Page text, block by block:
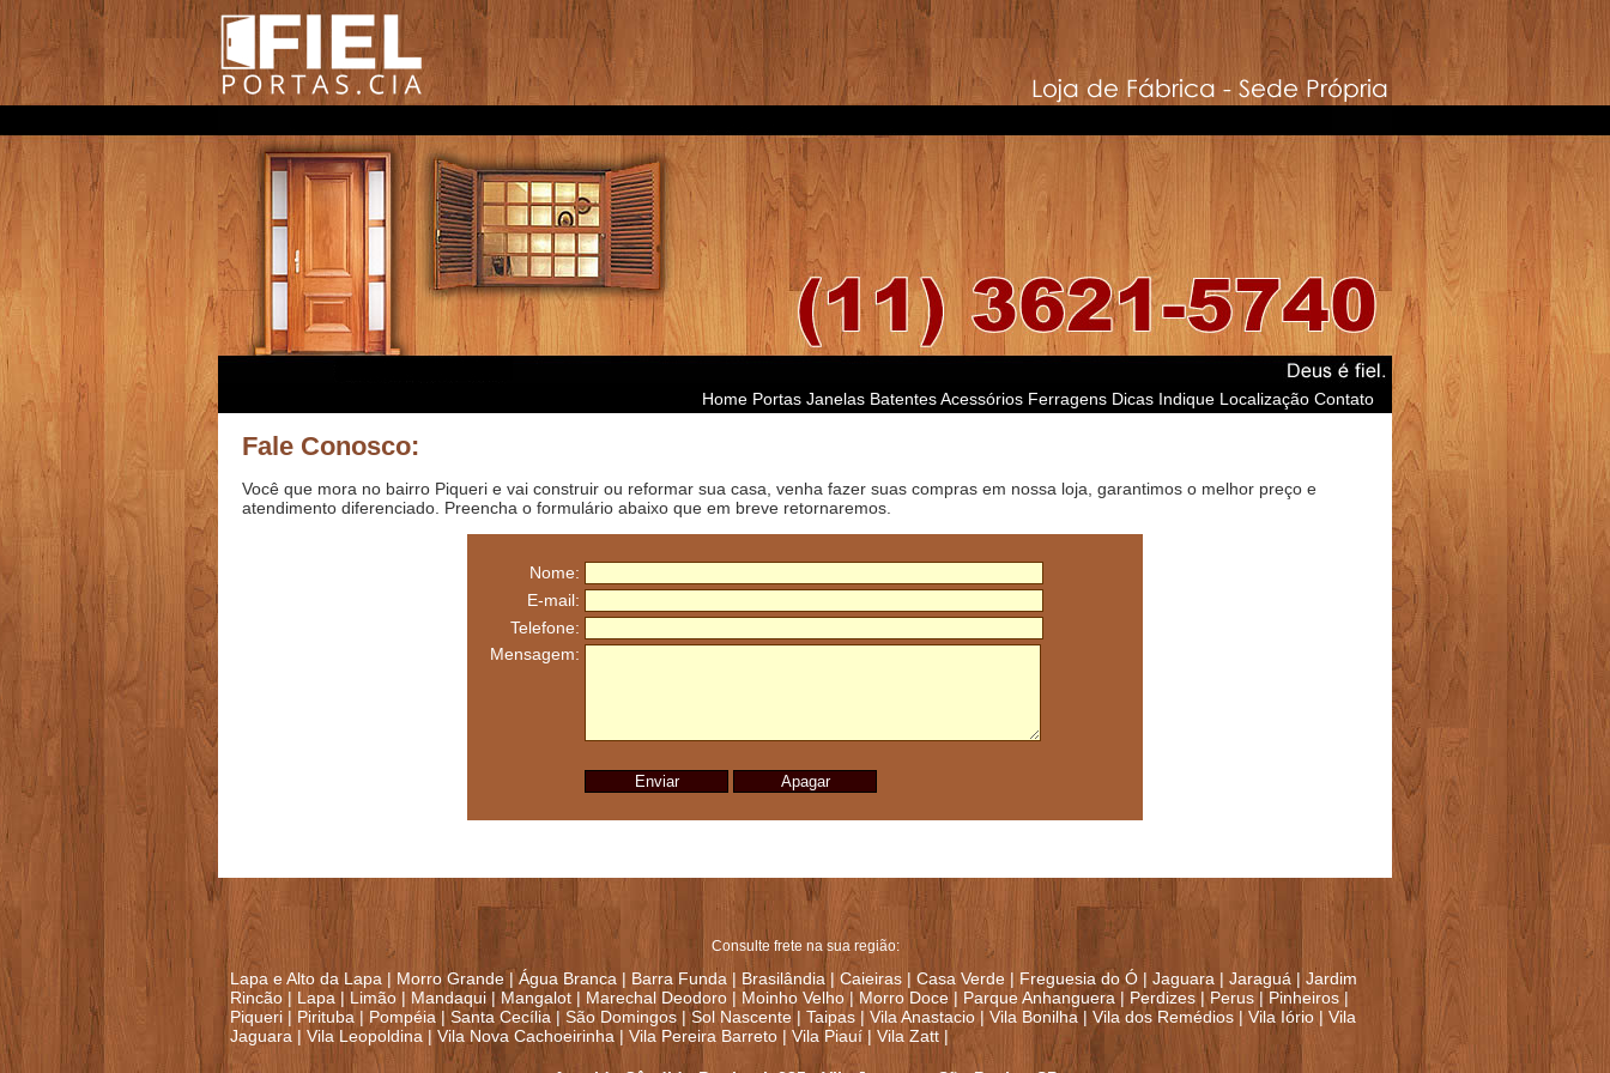
Home Portas Janelas BatentesAcessórios Ferragens Dicas Indique Localização Contato
Fale Conosco:
Você que mora no bairro Piqueri e vai construir ou reformar sua casa, venha fazer suas compras em nossa loja, garantimos o melhor preço e
atendimento diferenciado. Preencha o formulário abaixo que em breve retornaremos.
Nome:
E-mail:
Telefone:
Mensagem:
Consulte frete na sua região:
Lapa e Alto da Lapa | Morro Grande|Água Branca | Barra Funda | Brasilândia | Caieiras | Casa Verde | Freguesia do Ó | Jaguara | Jaraguá | Jardim
Rincão | Lapa | Limão | Mandaqui | Mangalot | Marechal Deodoro | Moinho Velho | Morro Doce | Parque Anhanguera | Perdizes | Perus | Pinheiros |
Piqueri | Pirituba | Pompéia | Santa Cecí­lia | São Domingos |Sol Nascente | Taipas | Vila Anastacio | Vila Bonilha | Vila dos Remédios | Vila Iório | Vila
Jaguara | Vila Leopoldina | Vila Nova Cachoeirinha | Vila Pereira Barreto |Vila Piauí | Vila Zatt |